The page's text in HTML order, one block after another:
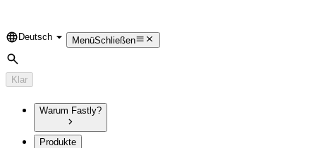
Language
Deutsch MenüSchließen
Suche
Klar
Warum Fastly?
Produkte